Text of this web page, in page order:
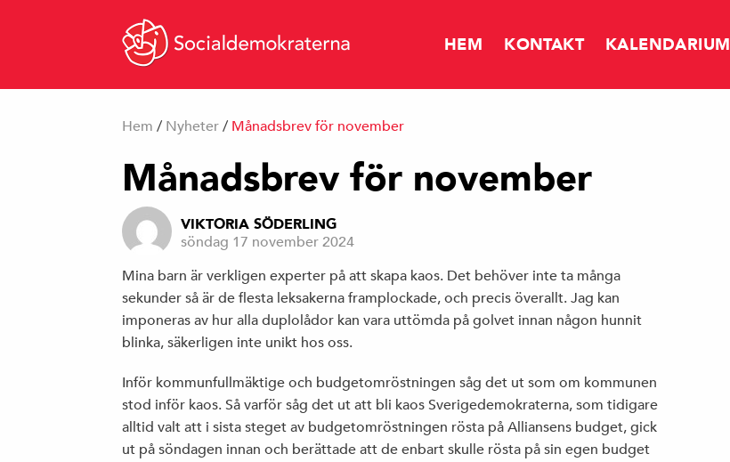
HEM KONTAKT KALENDARIUM
MERA SKATTEINTÄKTER TILL TIERP
VREDENS GLOBALISERING
Hem / Nyheter / Månadsbrev för november
Månadsbrev för november
VIKTORIA SÖDERLING
söndag 17 november 2024
Mina barn är verkligen experter på att skapa kaos. Det behöver inte ta många
sekunder så är de flesta leksakerna framplockade, och precis överallt. Jag kan
imponeras av hur alla duplolådor kan vara uttömda på golvet innan någon hunnit
blinka, säkerligen inte unikt hos oss.
Inför kommunfullmäktige och budgetomröstningen såg det ut som om kommunen
stod inför kaos. Så varför såg det ut att bli kaos Sverigedemokraterna, som tidigare
alltid valt att i sista steget av budgetomröstningen rösta på Alliansens budget, gick
ut på söndagen innan och berättade att de enbart skulle rösta på sin egen budget